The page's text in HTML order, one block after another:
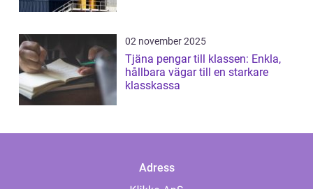
02 november 2025
Tjäna pengar till klassen: Enkla,
hållbara vägar till en starkare
klasskassa
Adress